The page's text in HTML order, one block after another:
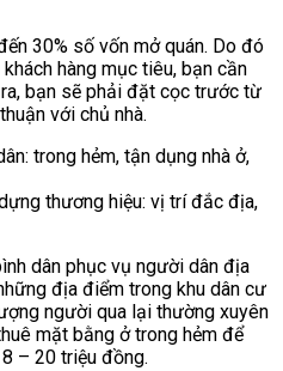
30% số vốn mở quán. Do đó
hàng mục tiêu, bạn cần
bạn sẽ phải đặt cọc trước từ
với chủ nhà.
trong hẻm, tận dụng nhà ở,
thương hiệu: vị trí đắc địa,
dân phục vụ người dân địa
địa điểm trong khu dân cư
người qua lại thường xuyên
mặt bằng ở trong hẻm để
– 20 triệu đồng.